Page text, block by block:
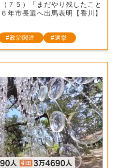
７５）「まだやり残したこと
年市長選へ出馬表明【香川】
政治関連 選挙